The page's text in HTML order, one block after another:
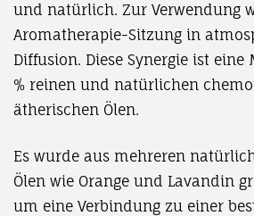
und natürlich. Zur Verwendung
Aromatherapie-Sitzung in
Diffusion. Diese Synergie ist eine
% reinen und natürlichen
ätherischen Ölen.
Es wurde aus mehreren
Ölen wie Orange und Lavandin
um eine Verbindung zu einer